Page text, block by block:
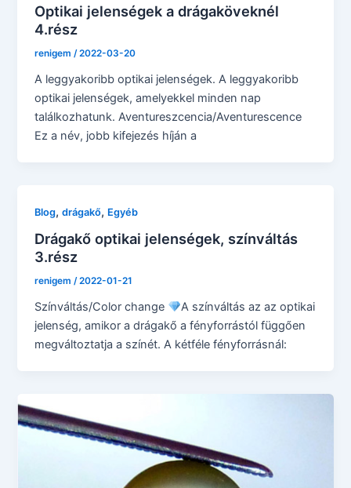
Optikai jelenségek a drágaköveknél
4.rész
renigem/2022-03-20
A leggyakoribb optikai jelenségek. A leggyakoribb
optikai jelenségek, amelyekkel minden nap
találkozhatunk. Aventureszcencia/Aventurescence
Ez a név, jobb kifejezés híján a
Blog,drágakő, Egyéb
Drágakő optikai jelenségek, színváltás
3.rész
renigem/2022-01-21
Színváltás/Color change
A színváltás az az optikai
jelenség, amikor a drágakő a fényforrástól függően
megváltoztatja a színét. A kétféle fényforrásnál: